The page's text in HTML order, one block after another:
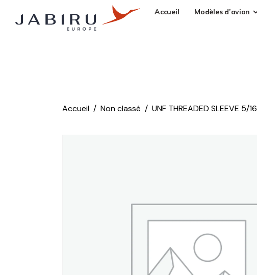
Accueil Modèles d’avion
Accueil Non classé UNF THREADED SLEEVE 5/16